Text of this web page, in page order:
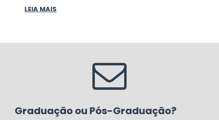
LEIA MAIS
Graduação ou Pós-Graduação?